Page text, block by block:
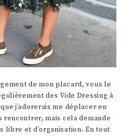
de mon placard, vous le
des Vide Dressing à
j’adorerais me déplacer en
rencontrer, mais cela demande
libre et d’organisation. En tout